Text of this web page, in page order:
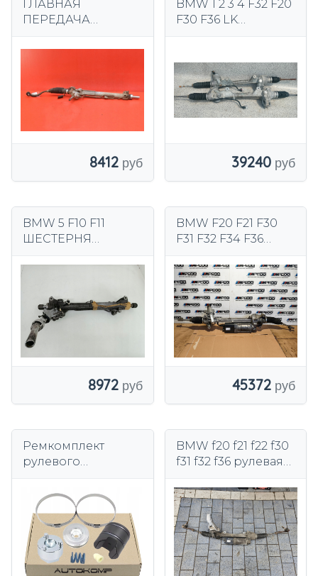
ГЛАВНАЯ
ПЕРЕДАЧА
BMW E46 1.9i 118 л.с.
8412
BMW 1 2 3 4 F32 F20
F30 F36 LK
39240
BMW 5 F10 F11
ШЕСТЕРНЯ
8972
BMW F20 F21 F30
F31 F32 F34 F36
6868920
45372
Ремкомплект
рулевого
Автокомп
BMW f20 f21 f22 f30
f31 f32 f36 рулевая
механизм